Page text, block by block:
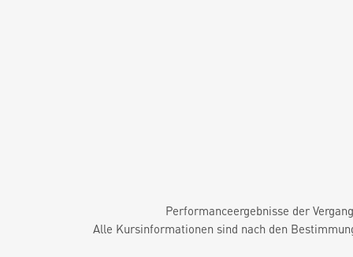
Performanceergebnisse der
Alle Kursinformationen sind nach den